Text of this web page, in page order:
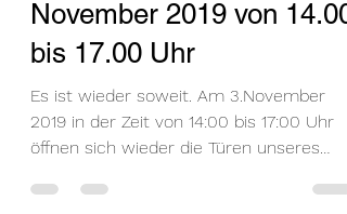
10. Okt. 2019
1 Min. Lesezeit
Tag der offenen Tür - 3.
November 2019 von 14.00
bis 17.00 Uhr
2019 in der Zeit von 14:00 bis 17:00 Uhr